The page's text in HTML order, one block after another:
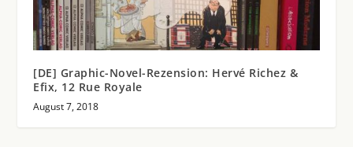
[DE] Graphic-Novel-Rezension: Hervé Richez &
Efix, 12 Rue Royale
August 7, 2018